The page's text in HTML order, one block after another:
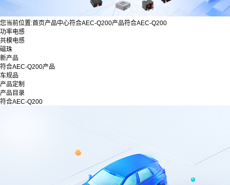
您当前位置:首页产品中心符合AEC-Q200产品符合AEC-Q200
功率电感
共模电感
磁珠
新产品
符合AEC-Q200产品
车规品
产品定制
产品目录
符合AEC-Q200